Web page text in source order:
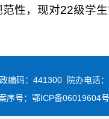
性，现对22级学
编码：441300
院办电话
号： 鄂ICP备06019604号